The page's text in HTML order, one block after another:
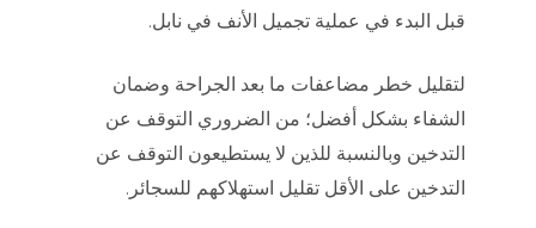
قبل البدء في عملية تجميل الأنف في نابل.
لتقليل خطر مضاعفات ما بعد الجراحة وضمان
الشفاء بشكل أفضل؛ من الضروري التوقف عن
التدخين وبالنسبة للذين لا يستطيعون التوقف عن
التدخين على الأقل تقليل استهلاكهم للسجائر.